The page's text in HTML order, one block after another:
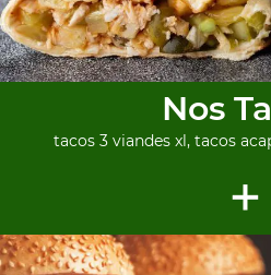
Nos
tacos 3 viandes xl, tacos
+